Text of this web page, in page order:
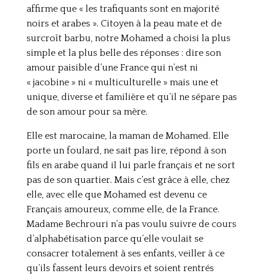
affirme que « les trafiquants sont en majorité
noirs et arabes ». Citoyen à la peau mate et de
surcroît barbu, notre Mohamed a choisi la plus
simple et la plus belle des réponses : dire son
amour paisible d’une France qui n’est ni
« jacobine » ni « multiculturelle » mais une et
unique, diverse et familière et qu’il ne sépare pas
de son amour pour sa mère.
Elle est marocaine, la maman de Mohamed. Elle
porte un foulard, ne sait pas lire, répond à son
fils en arabe quand il lui parle français et ne sort
pas de son quartier. Mais c’est grâce à elle, chez
elle, avec elle que Mohamed est devenu ce
Français amoureux, comme elle, de la France.
Madame Bechrouri n’a pas voulu suivre de cours
d’alphabétisation parce qu’elle voulait se
consacrer totalement à ses enfants, veiller à ce
qu’ils fassent leurs devoirs et soient rentrés